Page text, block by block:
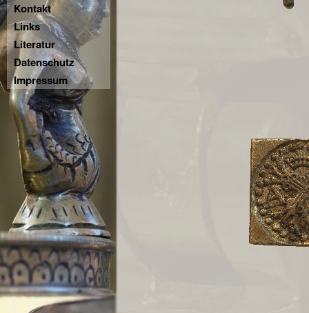
Kontakt
Links
Literatur
Datenschutz
Impressum